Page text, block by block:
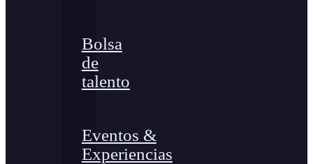
Bolsa
de
talento
Eventos &
Experiencias